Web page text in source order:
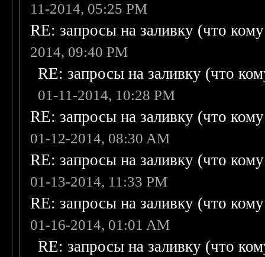
11-2014, 05:25 PM
RE: запросы на заливку (что
2014, 09:40 PM
RE: запросы на заливку (что
01-11-2014, 10:28 PM
RE: запросы на заливку (что
01-12-2014, 08:30 AM
RE: запросы на заливку (что
01-13-2014, 11:33 PM
RE: запросы на заливку (что
01-16-2014, 01:01 AM
RE: запросы на заливку (что